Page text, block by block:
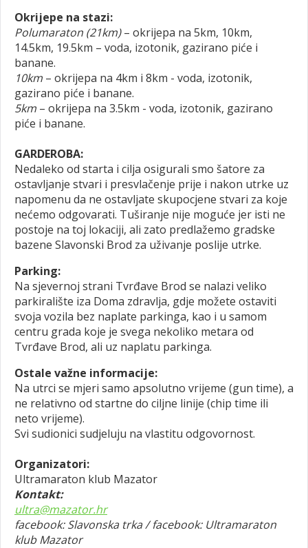
Okrijepe na stazi:
Polumaraton (21km)– okrijepa na 5km, 10km,
14.5km, 19.5km – voda, izotonik, gazirano piće i
banane.
10km – okrijepa na 4km i 8km - voda, izotonik,
gazirano piće i banane.
5km – okrijepa na 3.5km - voda, izotonik, gazirano
piće i banane.
GARDEROBA:
Nedaleko od starta i cilja osigurali smo šatore za
ostavljanje stvari i presvlačenje prije i nakon utrke uz
napomenu da ne ostavljate skupocjene stvari za koje
nećemo odgovarati. Tuširanje nije moguće jer isti ne
postoje na toj lokaciji, ali zato predlažemo gradske
bazene Slavonski Brod za uživanje poslije utrke.
Parking:
Na sjevernoj strani Tvrđave Brod se nalazi veliko
parkiralište iza Doma zdravlja, gdje možete ostaviti
svoja vozila bez naplate parkinga, kao i u samom
centru grada koje je svega nekoliko metara od
Tvrđave Brod, ali uz naplatu parkinga.
Ostale važne informacije:
Na utrci se mjeri samo apsolutno vrijeme (gun time), a
ne relativno od startne do ciljne linije (chip time ili
neto vrijeme).
Svi sudionici sudjeluju na vlastitu odgovornost.
Organizatori:
Ultramaraton klub Mazator
Kontakt:
ultra@mazator.hr
facebook: Slavonska trka / facebook: Ultramaraton
klub Mazator